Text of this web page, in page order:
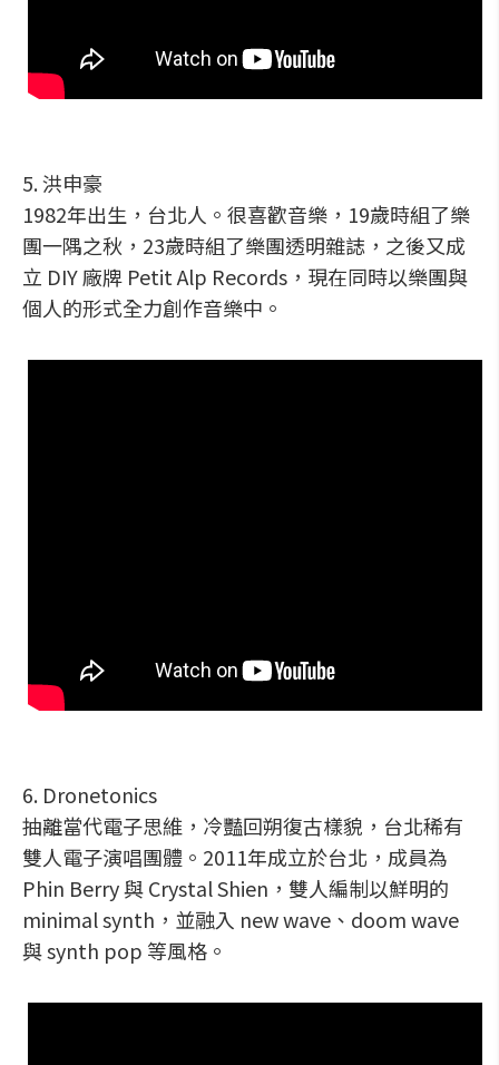
5. 洪申豪
1982年出生，台北人。很喜歡音樂，19歲時組了樂
團一隅之秋，23歲時組了樂團透明雜誌，之後又成
立 DIY 廠牌 Petit Alp Records，現在同時以樂團與
個人的形式全力創作音樂中。
6. Dronetonics
抽離當代電子思維，冷豔回朔復古樣貌，台北稀有
雙人電子演唱團體。2011年成立於台北，成員為
Phin Berry 與 Crystal Shien，雙人編制以鮮明的
minimal synth，並融入 new wave、doom wave
與 synth pop 等風格。